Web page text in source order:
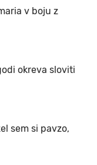
v boju z
okreva sloviti
sem si pavzo,